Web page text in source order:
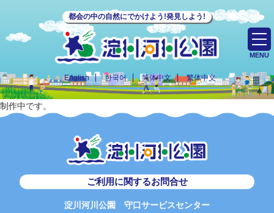
都会の中の自然にでかけよう!発見しよう!
English 한국어 简体中文 繁体中文
MENU
制作中です。
ご利用に関するお問合せ
淀川河川公園 守口サービスセンター